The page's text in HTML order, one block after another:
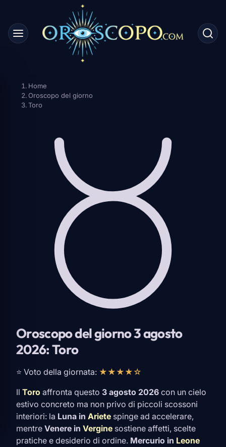
content
Home
Oroscopo del giorno
Toro
Oroscopo del giorno 3 agosto
2026: Toro
⭐ Voto della giornata: ★★★★☆
Il Toro affronta questo 3 agosto 2026 con un cielo
estivo concreto ma non privo di piccoli scossoni
interiori: la Luna in Ariete spinge ad accelerare,
mentre Venere in Vergine sostiene affetti, scelte
pratiche e desiderio di ordine. Mercurio in Leone